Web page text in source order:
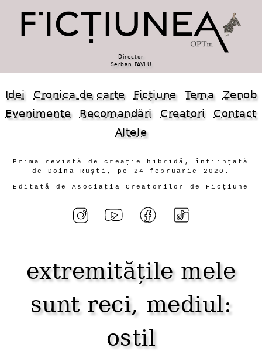
Director
Șerban PAVLU
Idei Cronica de carte Ficțiune Tema
Zenob
Evenimente
Recomandări Creatori
Contact
Altele
Prima revistă de creație hibridă, înființată
de Doina Ruști, pe 24 februarie 2020.
Editată de Asociația Creatorilor de Ficțiune
extremitățile mele
sunt reci, mediul:
ostil